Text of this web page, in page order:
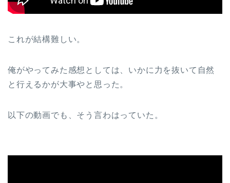
これが結構難しい。
俺がやってみた感想としては、いかに力を抜いて自然
と行えるかが大事やと思った。
以下の動画でも、そう言わはっていた。